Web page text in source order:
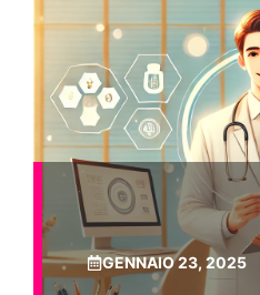
GENNAIO 23, 2025